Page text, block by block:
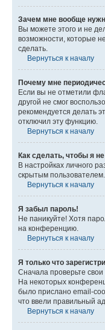
Зачем мне вообще
Вы можете этого и не
возможности, которые
сделать.
Вернуться к началу
Почему мне
Если вы не отметили
другой не смог
рекомендуется делать
отключил эту функцию.
Вернуться к началу
Как сделать, чтобы я
В настройках личного
скрытым пользователем.
Вернуться к началу
Я забыл пароль!
Не паникуйте! Хотя
на конференцию.
Вернуться к началу
Я только что
Сначала проверьте
На некоторых
было прислано email-
что ввели правильный
Вернуться к началу